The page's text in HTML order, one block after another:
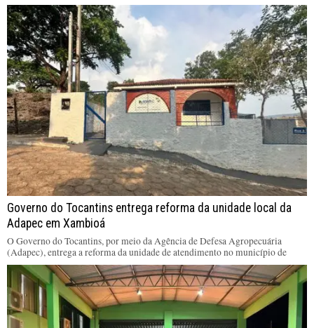
Governo do Tocantins entrega reforma da unidade local da
Adapec em Xambioá
O Governo do Tocantins, por meio da Agência de Defesa Agropecuária
(Adapec), entrega a reforma da unidade de atendimento no município de